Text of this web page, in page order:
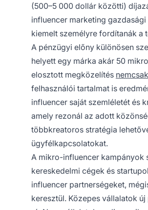
(500–5 000 dollár közötti)
influencer marketing
kiemelt személyre fordítanák a
A pénzügyi előny különösen
helyett egy márka akár 50
elosztott megközelítés
felhasználói tartalmat is
influencer saját szemléletét és
amely rezonál az adott
többkreatoros stratégia
ügyfélkapcsolatokat.
A mikro-influencer kampányok
kereskedelmi cégek és
influencer partnerségeket,
keresztül. Közepes vállalatok